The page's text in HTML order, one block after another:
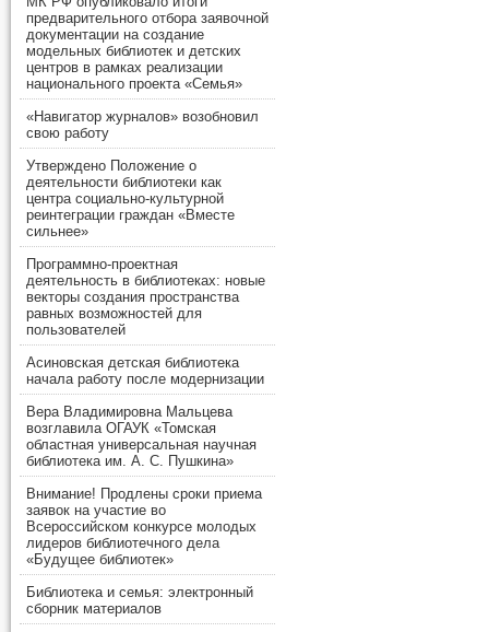
предварительного отбора заявочной
документации на создание
модельных библиотек и детских
центров в рамках реализации
национального проекта «Семья»
«Навигатор журналов» возобновил
свою работу
Утверждено Положение о
деятельности библиотеки как
центра социально-культурной
реинтеграции граждан «Вместе
сильнее»
Программно-проектная
деятельность в библиотеках: новые
векторы создания пространства
равных возможностей для
пользователей
Асиновская детская библиотека
начала работу после модернизации
Вера Владимировна Мальцева
возглавила ОГАУК «Томская
областная универсальная научная
библиотека им. А. С. Пушкина»
Внимание! Продлены сроки приема
заявок на участие во
Всероссийском конкурсе молодых
лидеров библиотечного дела
«Будущее библиотек»
Библиотека и семья: электронный
сборник материалов